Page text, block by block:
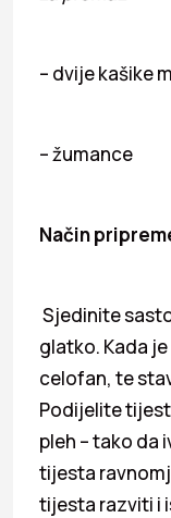
– dvije kašike
– žumance
Način
Sjedinite
glatko. Kada
celofan, te
Podijelite
pleh – tako da
tijesta
tijesta razviti i